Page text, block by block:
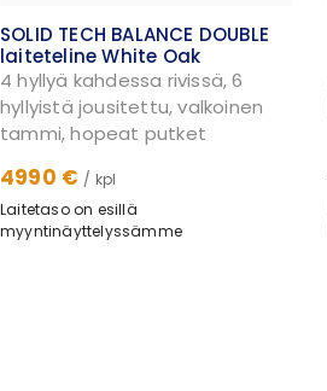
SOLID TECH BALANCE DOUBLE
laiteteline White Oak
4 hyllyä kahdessa rivissä, 6
hyllyistä jousitettu, valkoinen
tammi, hopeat putket
4990 € / kpl
Laitetaso on esillä
myyntinäyttelyssämme